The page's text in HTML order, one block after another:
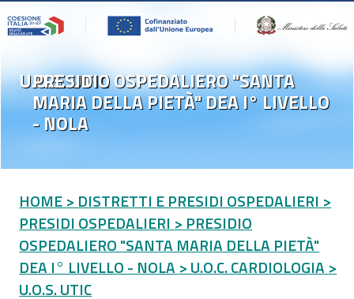
U.O.S. UTIC
PRESIDIO OSPEDALIERO "SANTA
MARIA DELLA PIETÀ" DEA I° LIVELLO
- NOLA
HOME > DISTRETTI E PRESIDI OSPEDALIERI >
PRESIDI OSPEDALIERI > PRESIDIO
OSPEDALIERO "SANTA MARIA DELLA PIETÀ"
DEA I° LIVELLO - NOLA > U.O.C. CARDIOLOGIA >
U.O.S. UTIC